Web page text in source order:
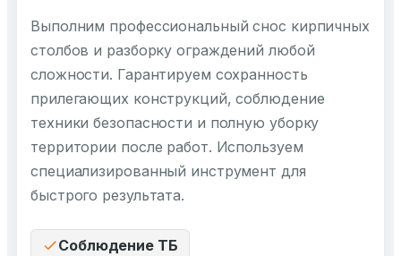
Выполним профессиональный снос кирпичных
столбов и разборку ограждений любой
сложности. Гарантируем сохранность
прилегающих конструкций, соблюдение
техники безопасности и полную уборку
территории после работ. Используем
специализированный инструмент для
быстрого результата.
Соблюдение ТБ